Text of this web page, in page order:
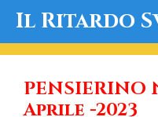
Il Ritardo
PENSIERINO
Aprile -2023